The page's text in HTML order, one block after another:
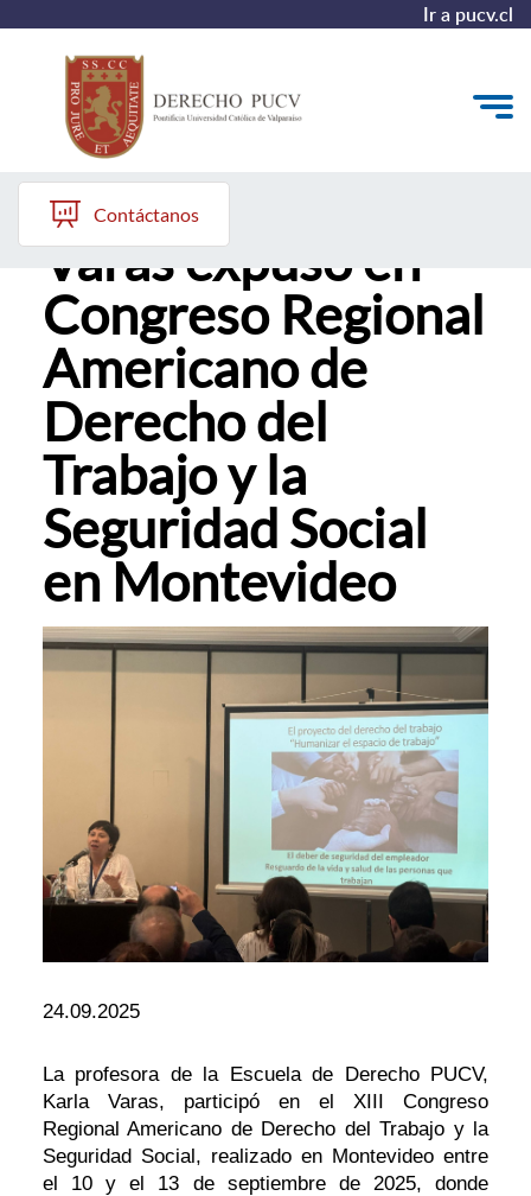
Ir a pucv.cl
Quiénes somos
Estudiantes y Admisión
Postgrados y Formación Continua
Investigación y Biblioteca
Vinculación con el Medio y Alumni
Contáctanos
Profesora Karla
Varas expuso en
Congreso Regional
Americano de
Derecho del
Trabajo y la
Seguridad Social
en Montevideo
24.09.2025
La profesora de la Escuela de Derecho PUCV,
Karla Varas, participó en el XIII Congreso
Regional Americano de Derecho del Trabajo y la
Seguridad Social, realizado en Montevideo entre
el 10 y el 13 de septiembre de 2025, donde